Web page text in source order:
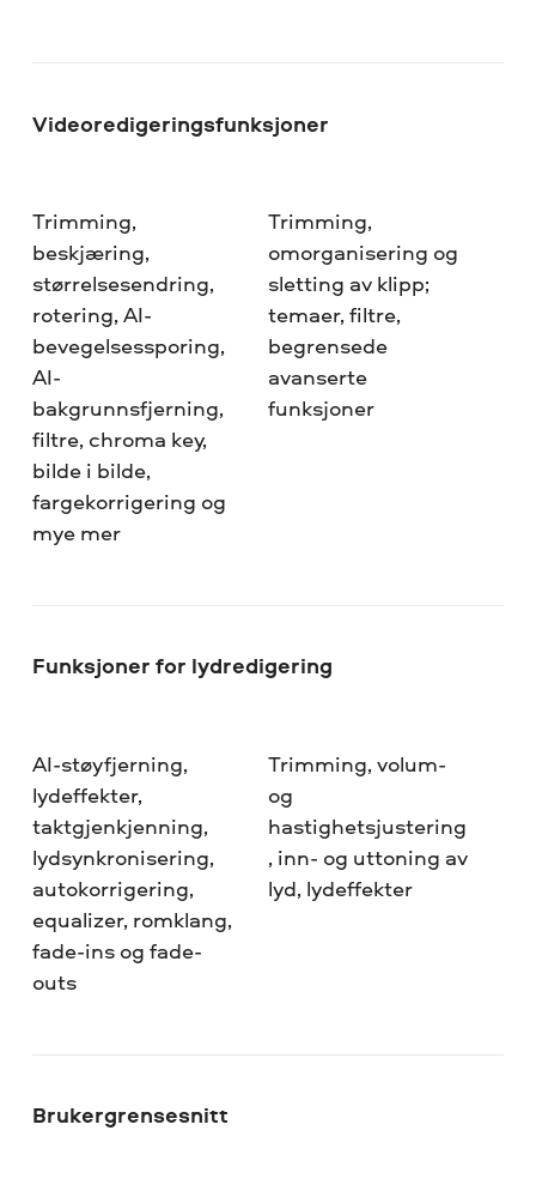
Videoredigeringsfunksjoner
Trimming,
beskjæring,
størrelsesendring,
rotering, AI-
bevegelsessporing,
AI-
bakgrunnsfjerning,
filtre, chroma key,
bilde i bilde,
fargekorrigering og
mye mer
Trimming,
omorganisering og
sletting av klipp;
temaer, filtre,
begrensede
avanserte
funksjoner
Funksjoner for lydredigering
AI-støyfjerning,
lydeffekter,
taktgjenkjenning,
lydsynkronisering,
autokorrigering,
equalizer, romklang,
fade-ins og fade-
outs
Trimming, volum-
og
hastighetsjustering
, inn- og uttoning av
lyd, lydeffekter
Brukergrensesnitt